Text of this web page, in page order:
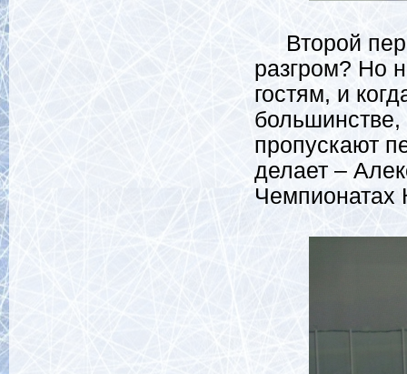
Второй
разгром? Но
гостям, и
пропускают
делает –
Чемпионатах